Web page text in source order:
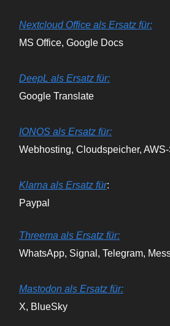
Nextcloud Office als Ersatz für:
MS Office, Google Docs
DeepL als Ersatz für:
Google Translate
IONOS als Ersatz für:
Webhosting, Cloudspeicher,
Klarna als Ersatz für:
Paypal
Threema als Ersatz für:
WhatsApp, Signal, Telegram,
Mastodon als Ersatz für:
X, BlueSky